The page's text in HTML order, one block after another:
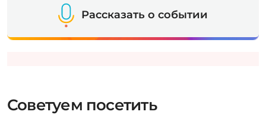
Рассказать о событии
Советуем посетить